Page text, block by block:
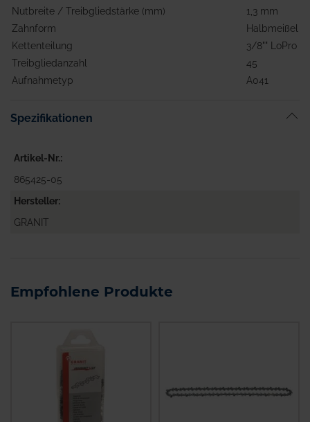
Nutbreite / Treibgliedstärke (mm)
1,3 mm
Zahnform
Halbmeißel
Kettenteilung
3/8"" LoPro
Treibgliedanzahl
45
Aufnahmetyp
A041
Spezifikationen
Artikel-Nr.
865425-05
Hersteller
GRANIT
Empfohlene Produkte